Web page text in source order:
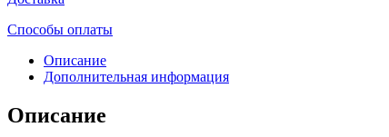
Способы оплаты
Описание
Дополнительная информация
Описание